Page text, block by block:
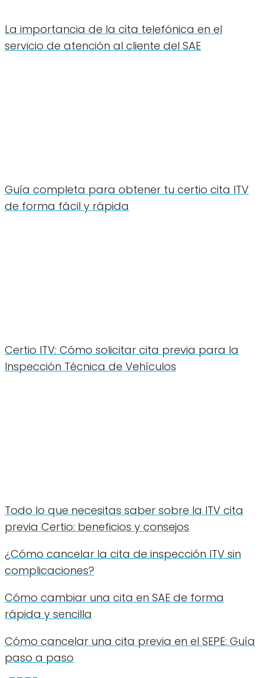
La importancia de la cita telefónica en el
servicio de atención al cliente del SAE
Guía completa para obtener tu certio cita ITV
de forma fácil y rápida
Certio ITV: Cómo solicitar cita previa para la
Inspección Técnica de Vehículos
Todo lo que necesitas saber sobre la ITV cita
previa Certio: beneficios y consejos
¿Cómo cancelar la cita de inspección ITV sin
complicaciones?
Cómo cambiar una cita en SAE de forma
rápida y sencilla
Cómo cancelar una cita previa en el SEPE: Guía
paso a paso